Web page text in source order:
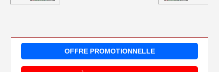
OFFRE PROMOTIONNELLE